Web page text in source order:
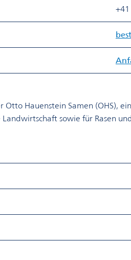
Hauenstein Samen (OHS),
sowie für Rasen